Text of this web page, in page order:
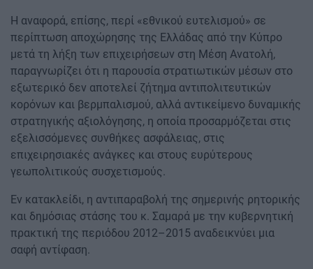
Η αναφορά, επίσης, περί «εθνικού ευτελισμού» σε
περίπτωση αποχώρησης της Ελλάδας από την Κύπρο
μετά τη λήξη των επιχειρήσεων στη Μέση Ανατολή,
παραγνωρίζει ότι η παρουσία στρατιωτικών μέσων στο
εξωτερικό δεν αποτελεί ζήτημα αντιπολιτευτικών
κορόνων και βερμπαλισμού, αλλά αντικείμενο δυναμικής
στρατηγικής αξιολόγησης, η οποία προσαρμόζεται στις
εξελισσόμενες συνθήκες ασφάλειας, στις
επιχειρησιακές ανάγκες και στους ευρύτερους
γεωπολιτικούς συσχετισμούς.
Εν κατακλείδι, η αντιπαραβολή της σημερινής ρητορικής
και δημόσιας στάσης του κ. Σαμαρά με την κυβερνητική
πρακτική της περιόδου 2012–2015 αναδεικνύει μια
σαφή αντίφαση.